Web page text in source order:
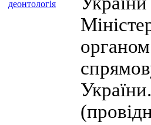
деонтологія
органом